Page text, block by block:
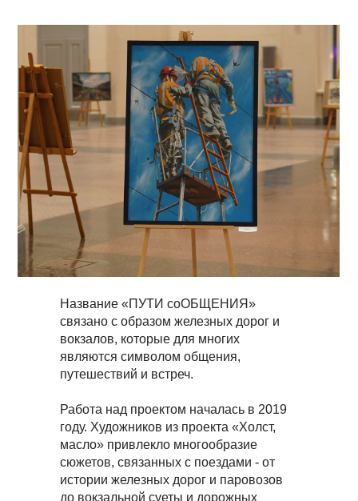
Название «ПУТИ соОБЩЕНИЯ»
связано с образом железных дорог и
вокзалов, которые для многих
являются символом общения,
путешествий и встреч.
Работа над проектом началась в 2019
году. Художников из проекта «Холст,
масло» привлекло многообразие
сюжетов, связанных с поездами - от
истории железных дорог и паровозов
до вокзальной суеты и дорожных